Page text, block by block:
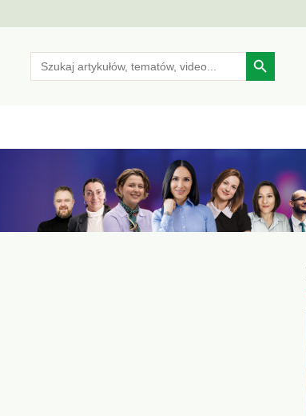
Search
for:
Search Button